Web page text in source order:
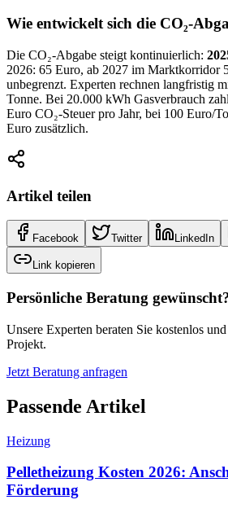
Wie entwickelt sich die CO₂-
Die CO₂-Abgabe steigt kontinuierlich:
2026: 65 Euro, ab 2027 im Marktkorridor
unbegrenzt. Experten rechnen langfristig
Tonne. Bei 20.000 kWh Gasverbrauch
Euro CO₂-Steuer pro Jahr, bei 100 Euro/
Euro zusätzlich.
Artikel teilen
Facebook Twitter LinkedIn
Link kopieren
Persönliche Beratung
Unsere Experten beraten Sie kostenlos
Projekt.
Jetzt Beratung anfragen
Passende Artikel
Heizung
Pelletheizung Kosten 2026:
Förderung